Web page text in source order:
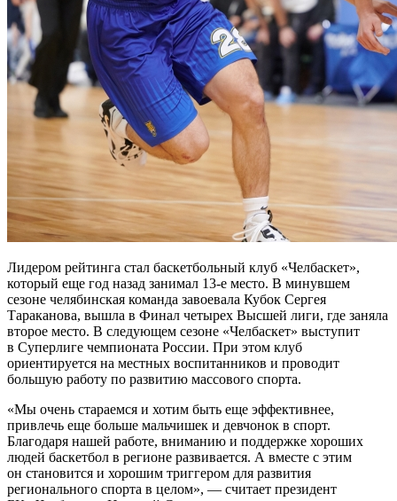
Лидером рейтинга стал баскетбольный клуб «Челбаскет»,
который еще год назад занимал 13-е место. В минувшем
сезоне челябинская команда завоевала Кубок Сергея
Тараканова, вышла в Финал четырех Высшей лиги, где заняла
второе место. В следующем сезоне «Челбаскет» выступит
в Суперлиге чемпионата России. При этом клуб
ориентируется на местных воспитанников и проводит
большую работу по развитию массового спорта.
«Мы очень стараемся и хотим быть еще эффективнее,
привлечь еще больше мальчишек и девчонок в спорт.
Благодаря нашей работе, вниманию и поддержке хороших
людей баскетбол в регионе развивается. А вместе с этим
он становится и хорошим триггером для развития
регионального спорта в целом», — считает президент